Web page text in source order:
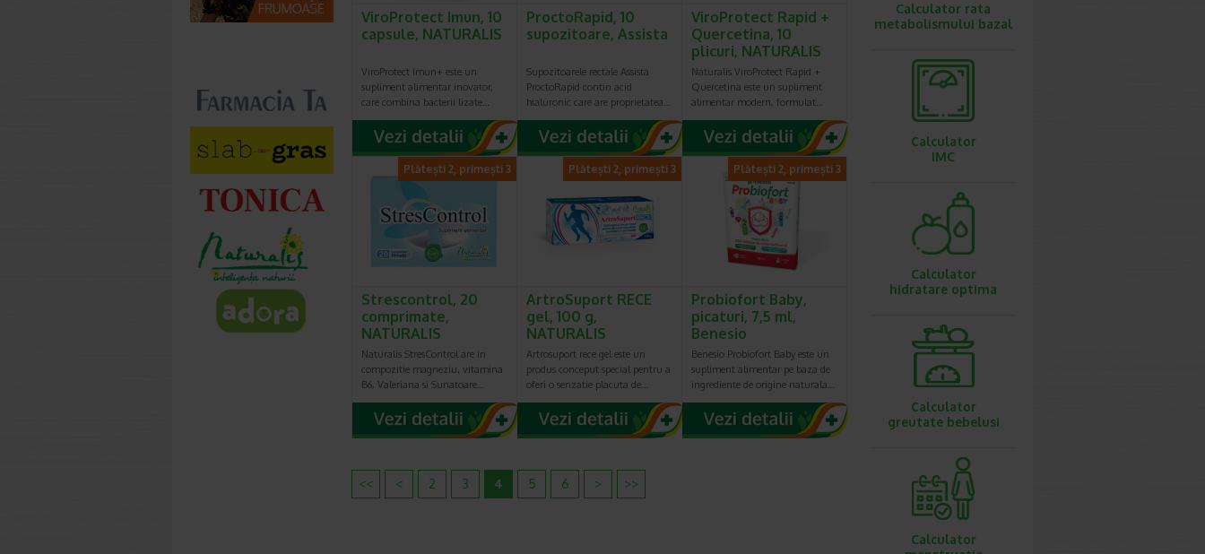
ViroProtect Imun, 10
capsule, NATURALIS
ViroProtect Imun+ este un
supliment alimentar inovator,
care combina bacterii lizate…
ProctoRapid, 10
supozitoare, Assista
Supozitoarele rectale Assista
ProctoRapid contin acid
hialuronic care are proprietatea…
ViroProtect Rapid +
Quercetina, 10
plicuri, NATURALIS
Naturalis ViroProtect Rapid +
Quercetina este un supliment
alimentar modern, formulat…
Plătești 2, primești 3
Strescontrol, 20
comprimate,
NATURALIS
Naturalis StresControl are in
compozitie magneziu, vitamina
B6, Valeriana si Sunatoare…
Plătești 2, primești 3
ArtroSuport RECE
gel, 100 g,
NATURALIS
Artrosuport rece gel este un
produs conceput special pentru a
oferi o senzatie placuta de…
Plătești 2, primești 3
Probiofort Baby,
picaturi, 7,5 ml,
Benesio
Benesio Probiofort Baby este un
supliment alimentar pe baza de
ingrediente de origine naturala…
<< < 2 3 4 5 6 > >>
Calculator rata
metabolismului bazal
Calculator
IMC
Calculator
hidratare optima
Calculator
greutate bebelusi
Calculator